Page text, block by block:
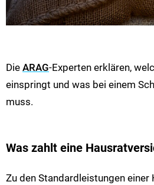
Die ARAG-Experten erklären,
einspringt und was bei einem
muss.
Was zahlt eine
Zu den Standardleistungen einer